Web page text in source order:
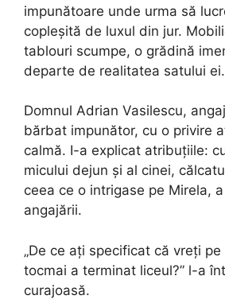
impunătoare unde urma să
copleșită de luxul din jur.
tablouri scumpe, o grădină
departe de realitatea satului ei.
Domnul Adrian Vasilescu,
bărbat impunător, cu o privire
calmă. I-a explicat atribuțiile:
micului dejun și al cinei,
ceea ce o intrigase pe Mirela,
angajării.
„De ce ați specificat că vreți
tocmai a terminat liceul?” l-a
curajoasă.